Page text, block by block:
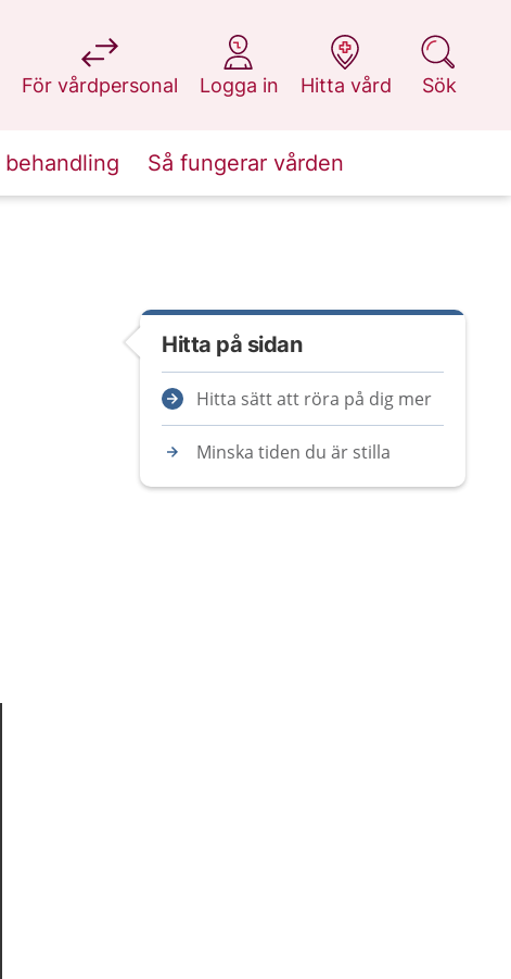
För vårdpersonal
på 1177.se
Logga in
på 1177.se
Hitta vård
på 1177.se
Sök
på 1177.se
Så fungerar vården
Hitta på sidan
Hitta sätt att röra på dig mer
Minska tiden du är stilla